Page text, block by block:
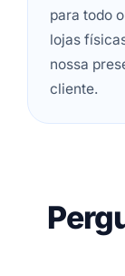
para todo
lojas
nossa
cliente.